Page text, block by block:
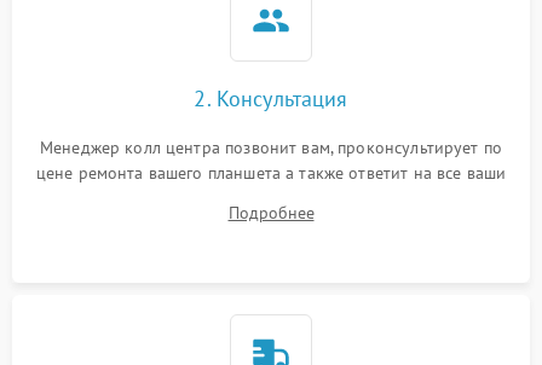
2. Консультация
Менеджер колл центра позвонит вам, проконсультирует по
цене ремонта вашего планшета а также ответит на все ваши
Подробнее